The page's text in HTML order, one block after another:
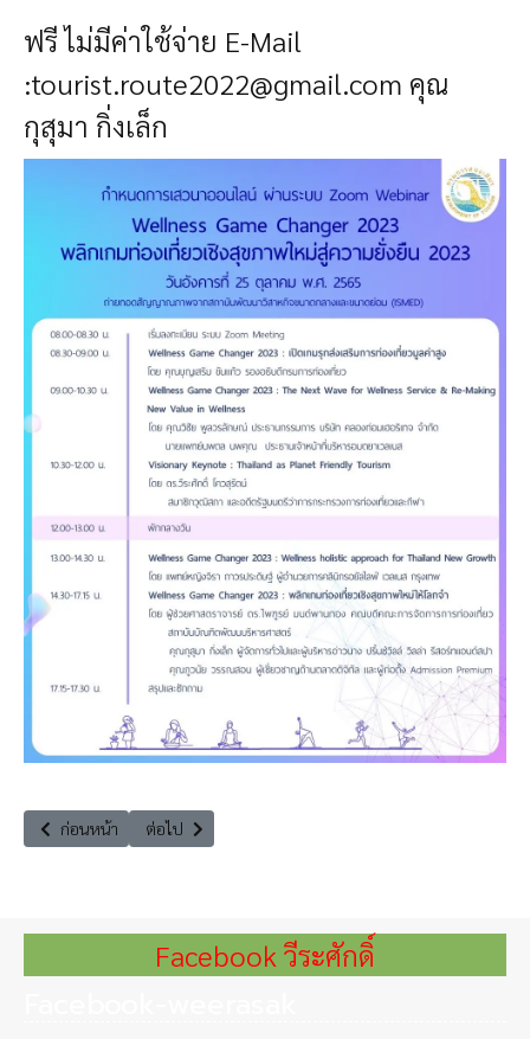
ฟรี ไม่มีค่าใช้จ่าย E-Mail
:tourist.route2022@gmail.com คุณ
กุสุมา กิ่งเล็ก
เนื้อหาก่อนหน้า: เป็นประธานการประชุมประชุมประจำปีรัฐสภาภาคพื้นเอเ
ก่อนหน้า เนื้อหาถัดไป: กิจกรรมมอบทุนการศึกษาแก่บุตรหลานข้าราช
ต่อไป
Facebook วีระศักดิ์